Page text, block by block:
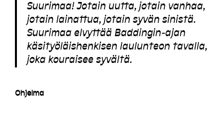
Suurimaa! Jotain uutta, jotain vanhaa,
jotain lainattua, jotain syvän sinistä.
Suurimaa elvyttää Baddingin-ajan
käsityöläishenkisen laulunteon tavalla,
joka kouraisee syvältä.
Ohjelma